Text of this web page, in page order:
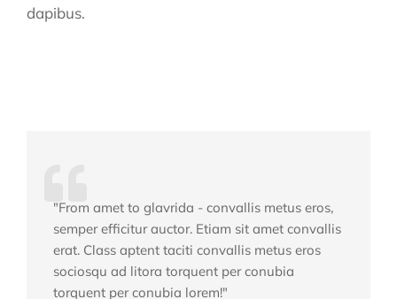
dapibus.
"From amet to glavrida - convallis metus eros,
semper efficitur auctor. Etiam sit amet convallis
erat. Class aptent taciti convallis metus eros
sociosqu ad litora torquent per conubia
torquent per conubia lorem!"